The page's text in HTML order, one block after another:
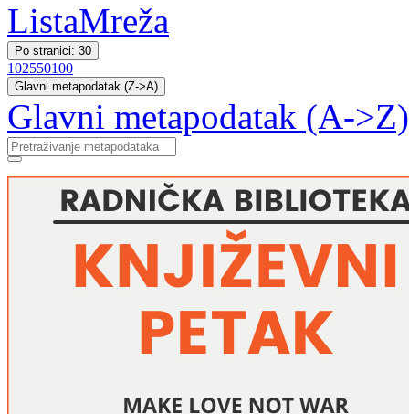
ListaMreža
Po stranici: 30
102550100
Glavni metapodatak (Z->A)
Glavni metapodatak (A->Z)